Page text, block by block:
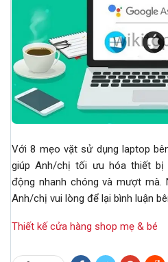
Với 8 mẹo vặt sử dụng laptop
giúp Anh/chị tối ưu hóa thiết bị
động nhanh chóng và mượt mà.
Anh/chị vui lòng để lại bình luận
Thiết kế cửa hàng shop mẹ & bé